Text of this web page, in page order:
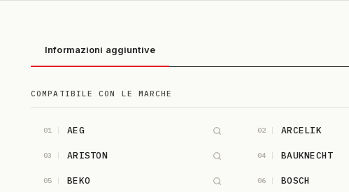
Informazioni aggiuntive
COMPATIBILE CON LE MARCHE
01 AEG 02 ARCELIK
03 ARISTON 04 BAUKNECHT
05 BEKO 06 BOSCH